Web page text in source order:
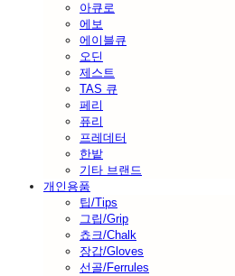
아큐로
에보
에이블큐
오딘
제스트
TAS 큐
페리
퓨리
프레데터
한밭
기타 브랜드
개인용품
팁/Tips
그립/Grip
쵸크/Chalk
장갑/Gloves
선골/Ferrules